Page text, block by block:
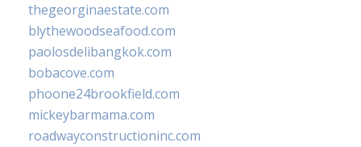
thegeorginaestate.com
blythewoodseafood.com
paolosdelibangkok.com
bobacove.com
phoone24brookfield.com
mickeybarmama.com
roadwayconstructioninc.com